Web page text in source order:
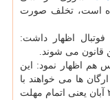
است، تخلف صورت
اظهار داشت:
قانون می شوند.
هم اظهار نمود: این
ها می خواهند با
ابهام این قانون را اجرا كنند ما امیدواریم تا ۲۴ آبان یعنی اتمام مهلت